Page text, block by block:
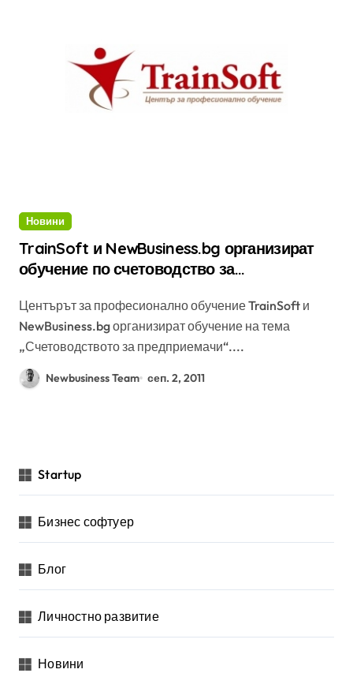
Новини
TrainSoft и NewBusiness.bg организират
обучение по счетоводство за
Центърът за професионално обучение TrainSoft и
NewBusiness.bg организират обучение на тема
„Счетоводството за предприемачи“....
Newbusiness Team сеп. 2, 2011
Startup
Бизнес софтуер
Блог
Личностно развитие
Новини